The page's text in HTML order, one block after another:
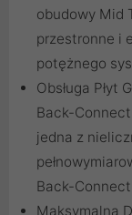
obudowy Mid
przestronne i
potężnego
Obsługa Płyt
Back-
jedna z
Back-
Maksymalna